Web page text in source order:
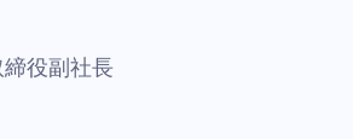
役副社長